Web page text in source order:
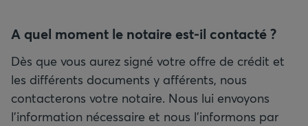
A quel moment le notaire est-il contacté ?
Dès que vous aurez signé votre offre de crédit et
les différents documents y afférents, nous
contacterons votre notaire. Nous lui envoyons
l'information nécessaire et nous l'informons par